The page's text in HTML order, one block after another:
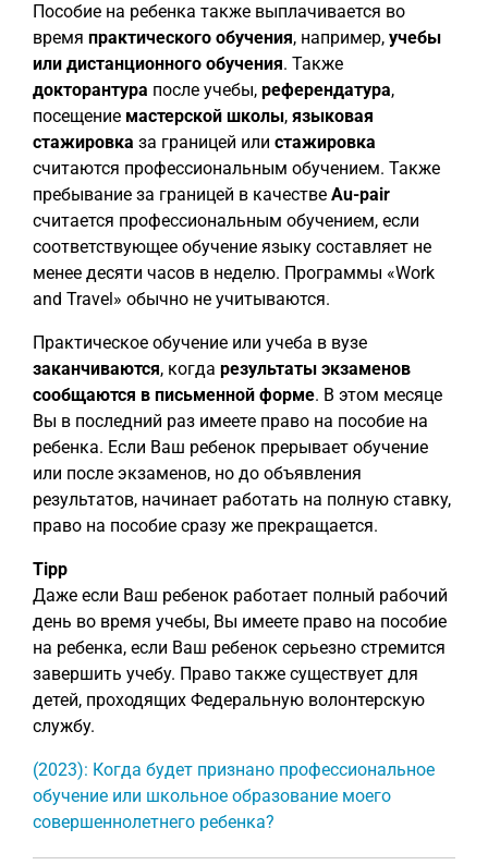
Пособие на ребенка также выплачивается во
время практического обучения, например, учебы
или дистанционного обучения. Также
докторантура после учебы, референдатура,
посещение мастерской школы, языковая
стажировка за границей или стажировка
считаются профессиональным обучением. Также
пребывание за границей в качестве Au-pair
считается профессиональным обучением, если
соответствующее обучение языку составляет не
менее десяти часов в неделю. Программы «Work
and Travel» обычно не учитываются.
Практическое обучение или учеба в вузе
заканчиваются, когда результаты экзаменов
сообщаются в письменной форме. В этом месяце
Вы в последний раз имеете право на пособие на
ребенка. Если Ваш ребенок прерывает обучение
или после экзаменов, но до объявления
результатов, начинает работать на полную ставку,
право на пособие сразу же прекращается.
Tipp
Даже если Ваш ребенок работает полный рабочий
день во время учебы, Вы имеете право на пособие
на ребенка, если Ваш ребенок серьезно стремится
завершить учебу. Право также существует для
детей, проходящих Федеральную волонтерскую
службу.
(2023): Когда будет признано профессиональное
обучение или школьное образование моего
совершеннолетнего ребенка?